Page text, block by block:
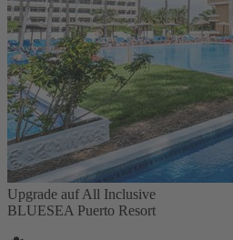
Upgrade auf All Inclusive
BLUESEA Puerto Resort